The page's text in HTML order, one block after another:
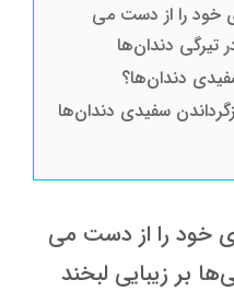
خود را از دست می
تیرگی دندان‌ها
دندان‌ها؟
سفیدی دندان‌ها
خود را از دست می
بر زیبایی لبخند